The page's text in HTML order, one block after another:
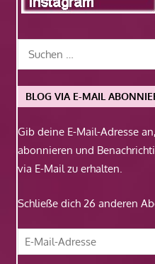
BLOG VIA E-MAIL
Gib deine E-Mail-Adresse
abonnieren und
via E-Mail zu erhalten.
Schließe dich 26 anderen
E-
Mail-